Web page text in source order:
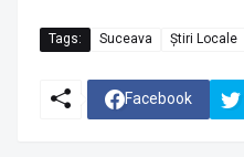
Tags: Suceava Știri Locale
Facebook